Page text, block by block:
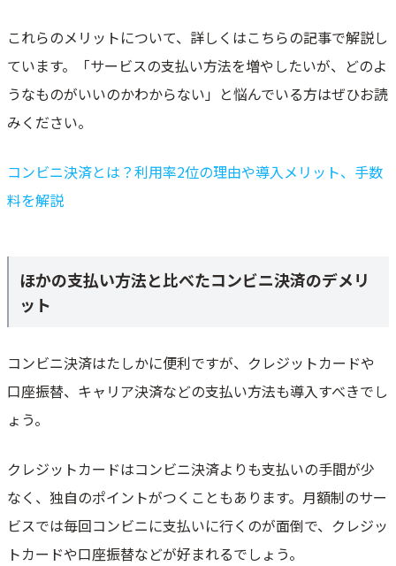
これらのメリットについて、詳しくはこちらの記事で解説し
ています。「サービスの支払い方法を増やしたいが、どのよ
うなものがいいのかわからない」と悩んでいる方はぜひお読
みください。
コンビニ決済とは？利用率2位の理由や導入メリット、手数
料を解説
ほかの支払い方法と比べたコンビニ決済のデメリ
ット
コンビニ決済はたしかに便利ですが、クレジットカードや
口座振替、キャリア決済などの支払い方法も導入すべきでし
ょう。
クレジットカードはコンビニ決済よりも支払いの手間が少
なく、独自のポイントがつくこともあります。月額制のサー
ビスでは毎回コンビニに支払いに行くのが面倒で、クレジッ
トカードや口座振替などが好まれるでしょう。